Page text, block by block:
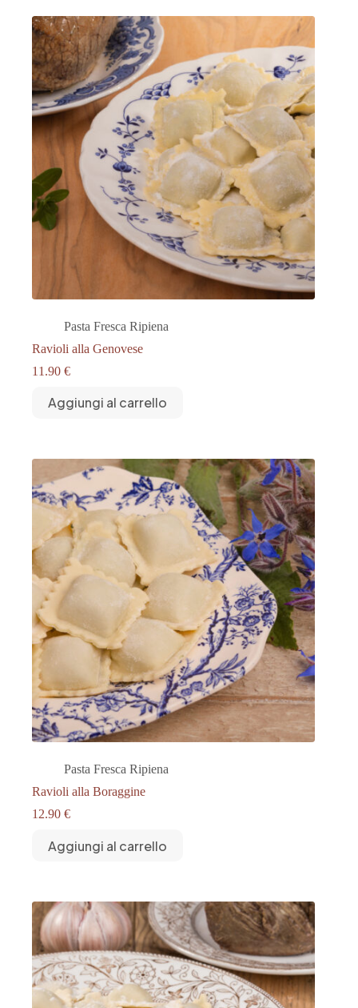
Pasta Fresca Ripiena
Ravioli alla Genovese
11.90 €
Aggiungi al carrello
Pasta Fresca Ripiena
Ravioli alla Boraggine
12.90 €
Aggiungi al carrello